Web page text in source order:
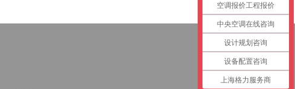
空调报价工程报价
中央空调在线咨询
设计规划咨询
设备配置咨询
上海格力服务商